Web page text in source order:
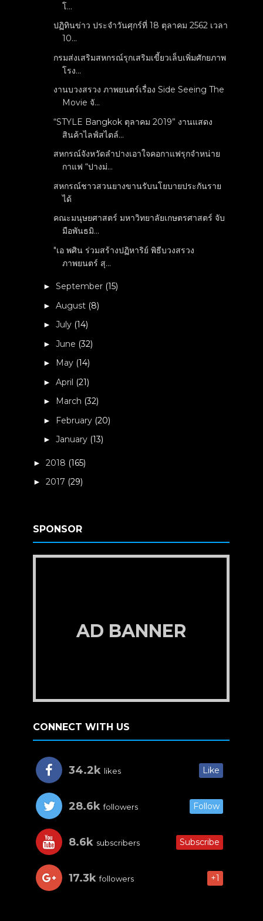
โ...
ปฏิทินข่าว ประจำวันศุกร์ที่ 18 ตุลาคม 2562 เวลา
10...
กรมส่งเสริมสหกรณ์รุกเสริมเขี้ยวเล็บเพิ่มศักยภาพ
โรง...
งานบวงสรวง ภาพยนตร์เรื่อง Side Seeing The
Movie จั...
“STYLE Bangkok ตุลาคม 2019” งานแสดง
สินค้าไลฟ์สไตล์...
สหกรณ์จังหวัดลำปางเอาใจคอกาแฟรุกจำหน่าย
กาแฟ “ปางม่...
สหกรณ์ชาวสวนยางขานรับนโยบายประกันราย
ได้
คณะมนุษยศาสตร์ มหาวิทยาลัยเกษตรศาสตร์ จับ
มือพันธมิ...
"เอ พศิน ร่วมสร้างปฏิหาริย์ พิธีบวงสรวง
ภาพยนตร์ สุ...
►September (15)
►August (8)
►July (14)
►June (32)
► May (14)
►April (21)
► March (32)
► February (20)
►January (13)
►2018 (165)
►2017 (29)
SPONSOR
AD BANNER
CONNECT WITH US
34.2k likes Like
28.6k followers Follow
8.6k subscribers Subscribe
17.3k followers +1